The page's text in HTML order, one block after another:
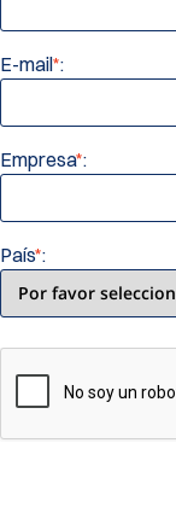
E-mail*:
Empresa*:
País*: